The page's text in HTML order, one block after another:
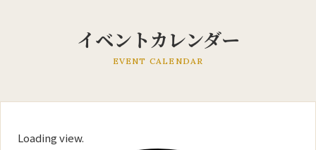
クリニックブログ
イベントカレンダー
EVENT CALENDAR
Loading view.